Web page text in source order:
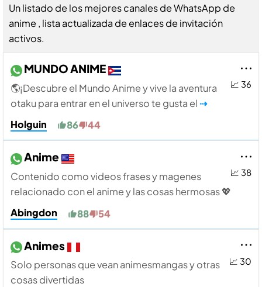
Un listado de los mejores canales de WhatsApp de
anime , lista actualizada de enlaces de invitación
activos.
📈 36
MUNDO ANIME
🌎¡Descubre el Mundo Anime y vive la aventura
otaku para entrar en el universo te gusta el ⇢
Holguin
86 44
📈 38
Anime
Contenido como videos frases y magenes
relacionado con el anime y las cosas hermosas 💖
Abingdon
88 54
📈 30
Animes
Solo personas que vean animesmangas y otras
cosas divertidas